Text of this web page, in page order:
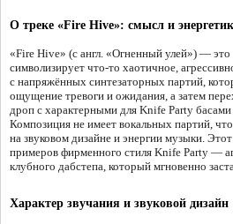
О треке «Fire Hive»: смысл и
«Fire Hive» (с англ. «Огненный улей») — это
символизирует что-то хаотичное,
с напряжённых синтезаторных партий,
ощущение тревоги и ожидания, а затем
дроп с характерными для Knife Party
Композиция не имеет вокальных партий,
на звуковом дизайне и энергии музыки.
примеров фирменного стиля Knife Party —
клубного дабстепа, который мгновенно
Характер звучания и звуковой дизайн